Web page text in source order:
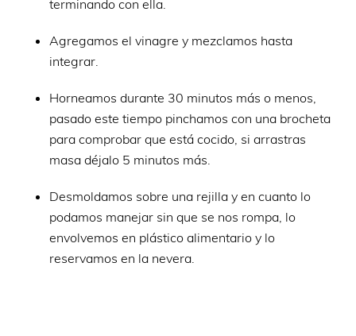
terminando con ella.
Agregamos el vinagre y mezclamos hasta
integrar.
Horneamos durante 30 minutos más o menos,
pasado este tiempo pinchamos con una brocheta
para comprobar que está cocido, si arrastras
masa déjalo 5 minutos más.
Desmoldamos sobre una rejilla y en cuanto lo
podamos manejar sin que se nos rompa, lo
envolvemos en plástico alimentario y lo
reservamos en la nevera.